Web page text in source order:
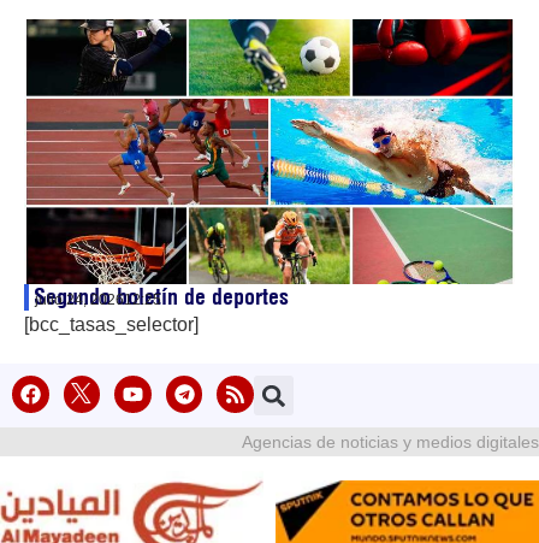
Segundo boletín de deportes
julio 24, 202612:25
[bcc_tasas_selector]
Agencias de noticias y medios digitales